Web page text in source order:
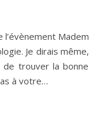
Je dirais même,
trouver la
à votre…